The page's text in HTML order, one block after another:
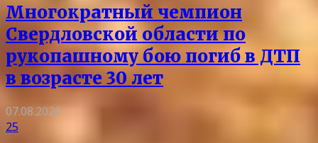
Многократный чемпион
Свердловской области по
рукопашному бою погиб в ДТП
в возрасте 30 лет
07.08.2026
25